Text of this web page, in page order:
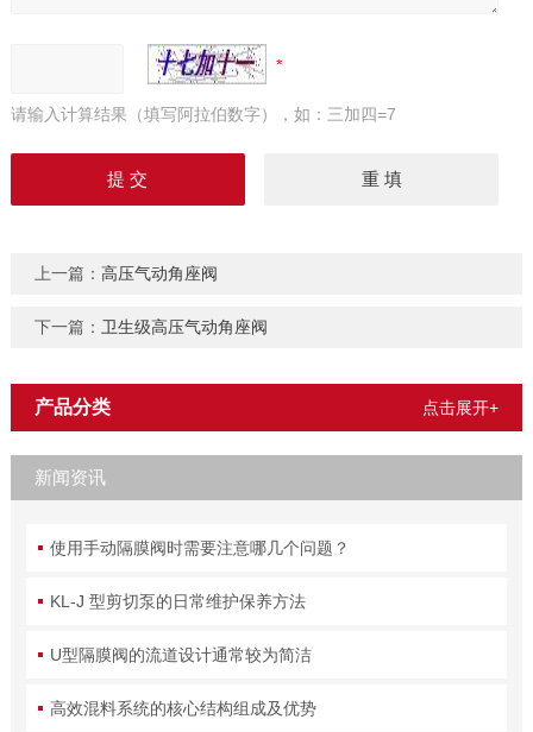
请输入计算结果（填写阿拉伯数字），如：三加四=7
上一篇： 高压气动角座阀
下一篇： 卫生级高压气动角座阀
产品分类 点击展开+
新闻资讯
使用手动隔膜阀时需要注意哪几个问题？
KL-J 型剪切泵的日常维护保养方法
U型隔膜阀的流道设计通常较为简洁
高效混料系统的核心结构组成及优势